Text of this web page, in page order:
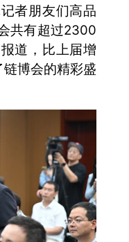
者朋友们高品
共有超过2300
道，比上届增
链博会的精彩盛